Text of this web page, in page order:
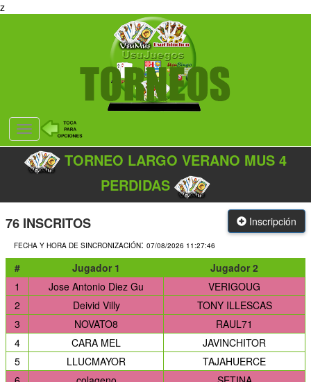
z
Desplegar
navegación
TORNEO LARGO VERANO MUS 4
PERDIDAS
76 INSCRITOS Inscripción
FECHA Y HORA DE SINCRONIZACIÓN: 07/08/2026 11:27:46
# Jugador 1
Jugador 2
1
Jose Antonio Diez Gu
VERIGOUG
2
Deivid Villy
TONY ILLESCAS
3
NOVATO8
RAUL71
4
CARA MEL
JAVINCHITOR
5
LLUCMAYOR
TAJAHUERCE